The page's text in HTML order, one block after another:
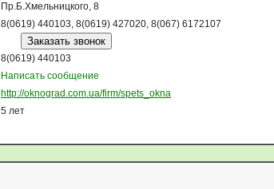
Пр.Б.Хмельницкого, 8
8(0619) 440103, 8(0619) 427020, 8(067) 6172107
8(0619) 440103
Написать сообщение
http://oknograd.com.ua/firm/spets_okna
5 лет